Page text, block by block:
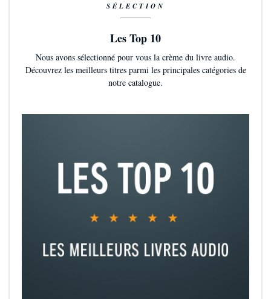
SÉLECTION
Les Top 10
Nous avons sélectionné pour vous la crème du livre audio.
Découvrez les meilleurs titres parmi les principales catégories de
notre catalogue.